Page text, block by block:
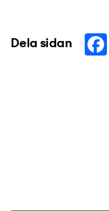
Dela sidan